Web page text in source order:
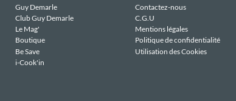
Guy Demarle
Club Guy Demarle
Le Mag'
Boutique
Be Save
i-Cook'in
Contactez-nous
C.G.U
Mentions légales
Politique de confidentialité
Utilisation des Cookies